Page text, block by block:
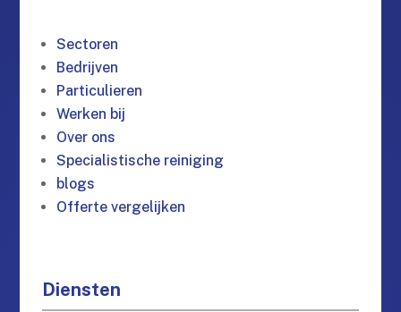
Sectoren
Bedrijven
Particulieren
Werken bij
Over ons
Specialistische reiniging
blogs
Offerte vergelijken
Diensten